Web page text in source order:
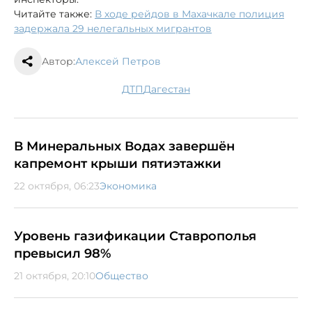
Читайте также: В ходе рейдов в Махачкале полиция
задержала 29 нелегальных мигрантов
Автор:Алексей Петров
ДТП Дагестан
В Минеральных Водах завершён
капремонт крыши пятиэтажки
22 октября, 06:23Экономика
Уровень газификации Ставрополья
превысил 98%
21 октября, 20:10Общество